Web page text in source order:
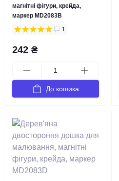
магнітні фігури, крейда,
маркер MD2083В
1
242 ₴
До кошика